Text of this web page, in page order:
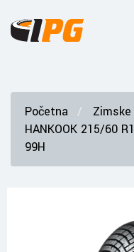
Početna
HANKOOK 215/60
99H